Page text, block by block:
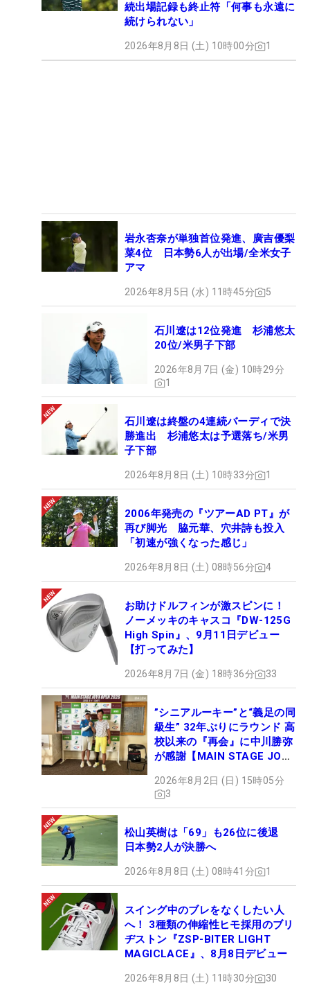
続出場記録も終止符「何事も永遠に
続けられない」
2026年8月8日 (土) 10時00分 1
岩永杏奈が単独首位発進、廣吉優梨
菜4位 日本勢6人が出場/全米女子
アマ
2026年8月5日 (水) 11時45分 5
石川遼は12位発進 杉浦悠太
20位/米男子下部
2026年8月7日 (金) 10時29分
1
石川遼は終盤の4連続バーディで決
勝進出 杉浦悠太は予選落ち/米男
子下部
2026年8月8日 (土) 10時33分 1
2006年発売の『ツアーAD PT』が
再び脚光 脇元華、穴井詩も投入
「初速が強くなった感じ」
2026年8月8日 (土) 08時56分 4
お助けドルフィンが激スピンに！
ノーメッキのキャスコ『DW-125G
High Spin』、9月11日デビュー
【打ってみた】
2026年8月7日 (金) 18時36分 33
”シニアルーキー”と“義足の同
級生” 32年ぶりにラウンド 高
校以来の『再会』に中川勝弥
が感謝【MAIN STAGE JOYX
2026年8月2日 (日) 15時05分
3
松山英樹は「69」も26位に後退
日本勢2人が決勝へ
2026年8月8日 (土) 08時41分 1
スイング中のブレをなくしたい人
へ！ 3種類の伸縮性ヒモ採用のブリ
ヂストン『ZSP-BITER LIGHT
MAGICLACE』、8月8日デビュー
2026年8月8日 (土) 11時30分 30